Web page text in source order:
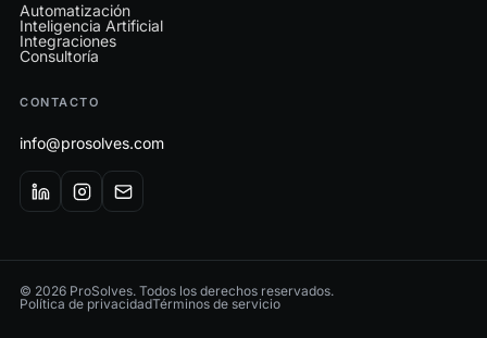
Automatización
Inteligencia Artificial
Integraciones
Consultoría
CONTACTO
info@prosolves.com
© 2026 ProSolves. Todos los derechos reservados.
Política de privacidadTérminos de servicio